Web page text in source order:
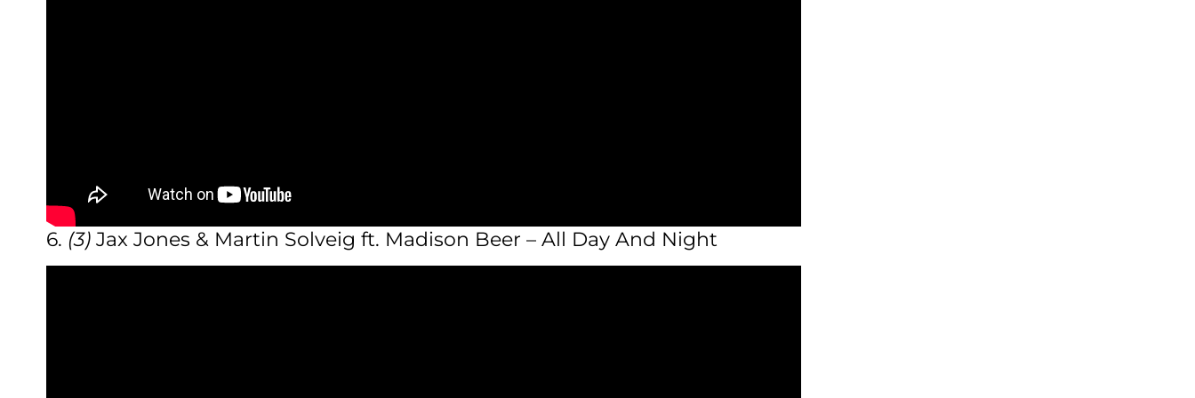
6. (3) Jax Jones & Martin Solveig ft. Madison Beer – All Day And Night